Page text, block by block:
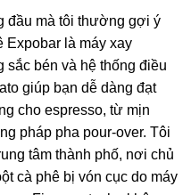
đầu mà tôi thường gợi ý
Expobar là máy xay
bén và hệ thống điều
giúp bạn dễ dàng đạt
cho espresso, từ mịn
pháp pha pour-over. Tôi
tâm thành phố, nơi chủ
cà phê bị vón cục do máy